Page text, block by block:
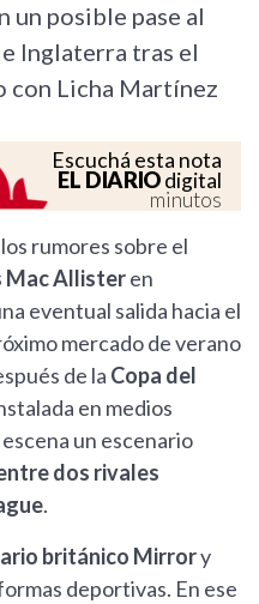
un posible pase al
Inglaterra tras el
con Licha Martínez
Escuchá esta nota
EL DIARIOdigital
minutos
rumores sobre el
Mac Allisteren
eventual salida hacia el
mercado de verano
de la Copa del
en medios
un escenario
dos rivales
.
británico Mirrory
deportivas. En ese